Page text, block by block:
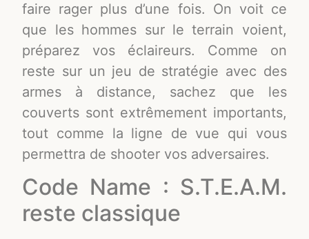
faire rager plus d’une fois. On voit ce
que les hommes sur le terrain voient,
préparez vos éclaireurs. Comme on
reste sur un jeu de stratégie avec des
armes à distance, sachez que les
couverts sont extrêmement importants,
tout comme la ligne de vue qui vous
permettra de shooter vos adversaires.
Code Name : S.T.E.A.M.
reste classique